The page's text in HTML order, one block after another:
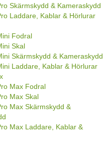
Skärmskydd & Kameraskydd
Laddare, Kablar & Hörlurar
Fodral
Skal
Skärmskydd & Kameraskydd
Laddare, Kablar & Hörlurar
Max Fodral
Max Skal
Max Skärmskydd &
Max Laddare, Kablar &